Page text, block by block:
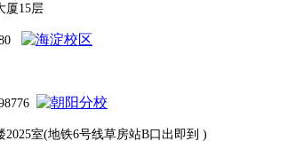
厦15层
室(地铁6号线草房站B口出即到 )